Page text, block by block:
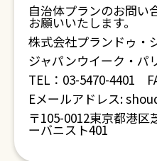
自治体プランのお問い
お願いいたします。
株式会社プランドゥ・
ジャパンウイーク・パ
TEL：03-5470-4401
Eメールアドレス:
〒105-0012東京都港区
ーバニスト401